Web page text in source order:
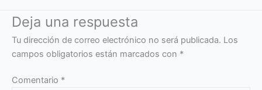
Deja una respuesta
Tu dirección de correo electrónico no será publicada. Los
campos obligatorios están marcados con *
Comentario *